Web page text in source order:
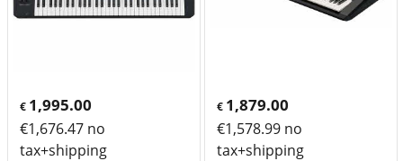
€ 1,995.00
€1,676.47 no
tax+shipping
€ 1,879.00
€1,578.99 no
tax+shipping